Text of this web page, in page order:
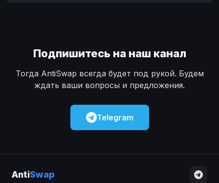
Подпишитесь на наш канал
Тогда AntiSwap всегда будет под рукой. Будем
ждать ваши вопросы и предложения.
Telegram
AntiSwap